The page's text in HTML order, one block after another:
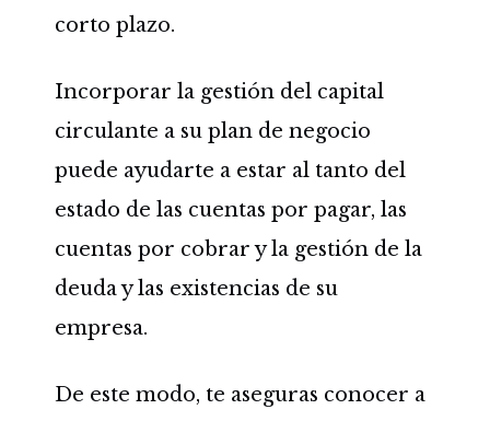
corto plazo.
Incorporar la gestión del capital
circulante a su plan de negocio
puede ayudarte a estar al tanto del
estado de las cuentas por pagar, las
cuentas por cobrar y la gestión de la
deuda y las existencias de su
empresa.
De este modo, te aseguras conocer a